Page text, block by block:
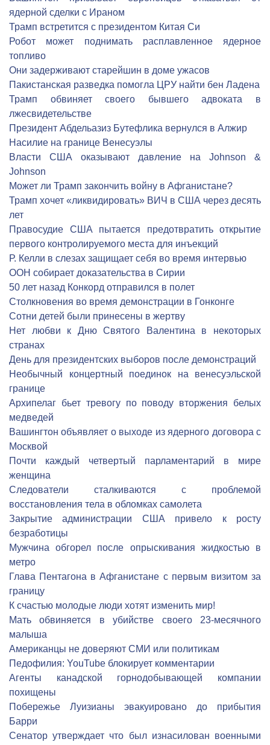
ядерной сделки с Ираном
Трамп встретится с президентом Китая Си
Робот может поднимать расплавленное ядерное
топливо
Они задерживают старейшин в доме ужасов
Пакистанская разведка помогла ЦРУ найти бен Ладена
Трамп обвиняет своего бывшего адвоката в
лжесвидетельстве
Президент Абдельазиз Бутефлика вернулся в Алжир
Насилие на границе Венесуэлы
Власти США оказывают давление на Johnson &
Johnson
Может ли Трамп закончить войну в Афганистане?
Трамп хочет «ликвидировать» ВИЧ в США через десять
лет
Правосудие США пытается предотвратить открытие
первого контролируемого места для инъекций
Р. Келли в слезах защищает себя во время интервью
ООН собирает доказательства в Сирии
50 лет назад Конкорд отправился в полет
Столкновения во время демонстрации в Гонконге
Сотни детей были принесены в жертву
Нет любви к Дню Святого Валентина в некоторых
странах
День для президентских выборов после демонстраций
Необычный концертный поединок на венесуэльской
границе
Архипелаг бьет тревогу по поводу вторжения белых
медведей
Вашингтон объявляет о выходе из ядерного договора с
Москвой
Почти каждый четвертый парламентарий в мире
женщина
Следователи сталкиваются с проблемой
восстановления тела в обломках самолета
Закрытие администрации США привело к росту
безработицы
Мужчина обгорел после опрыскивания жидкостью в
метро
Глава Пентагона в Афганистане с первым визитом за
границу
К счастью молодые люди хотят изменить мир!
Мать обвиняется в убийстве своего 23-месячного
малыша
Американцы не доверяют СМИ или политикам
Педофилия: YouTube блокирует комментарии
Агенты канадской горнодобывающей компании
похищены
Побережье Луизианы эвакуировано до прибытия
Барри
Сенатор утверждает что был изнасилован военными